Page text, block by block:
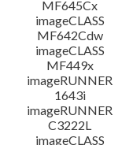
MF645Cx
imageCLASS
MF642Cdw
imageCLASS
MF449x
imageRUNNER
1643i
imageRUNNER
C3222L
imageCLASS